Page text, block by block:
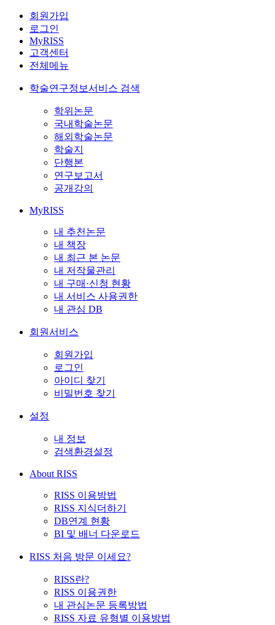
회원가입
로그인
MyRISS
고객센터
전체메뉴
학술연구정보서비스 검색
학위논문
국내학술논문
해외학술논문
학술지
단행본
연구보고서
공개강의
MyRISS
내 추천논문
내 책장
내 최근 본 논문
내 저작물관리
내 구매·신청 현황
내 서비스 사용권한
내 관심 DB
회원서비스
회원가입
로그인
아이디 찾기
비밀번호 찾기
설정
내 정보
검색환경설정
About RISS
RISS 이용방법
RISS 지식더하기
DB연계 현황
BI 및 배너 다운로드
RISS 처음 방문 이세요?
RISS란?
RISS 이용권한
내 관심논문 등록방법
RISS 자료 유형별 이용방법